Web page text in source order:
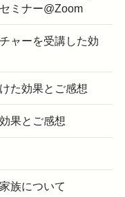
ミナー@Zoom
ャーを受講した効
た効果とご感想
果とご感想
族について